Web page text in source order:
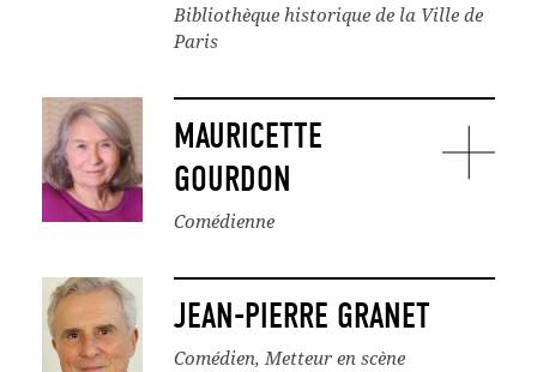
Bibliothèque historique de la Ville de
Paris
MAURICETTE
GOURDON
Comédienne
JEAN-PIERRE GRANET
Comédien, Metteur en scène